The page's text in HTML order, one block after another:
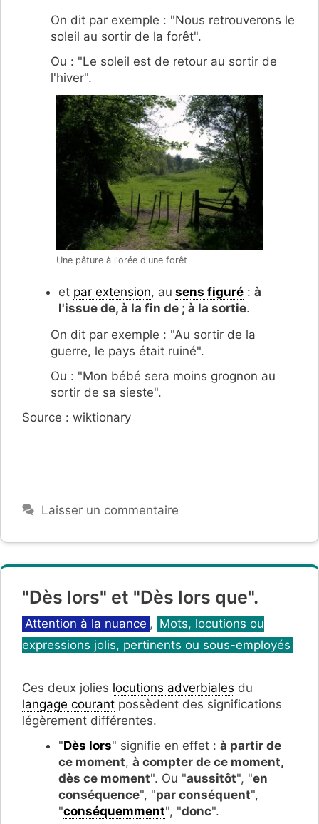
On dit par exemple : "Nous retrouverons le
soleil au sortir de la forêt".
Ou : "Le soleil est de retour au sortir de
l'hiver".
Une pâture à l'orée d'une forêt
et par extension, au sens figuré : à
l'issue de, à la fin de ; à la sortie.
On dit par exemple : "Au sortir de la
guerre, le pays était ruiné".
Ou : "Mon bébé sera moins grognon au
sortir de sa sieste".
Source : wiktionary
Laisser un commentaire
"Dès lors" et "Dès lors que".
Catégories
Attention à la nuance , Mots, locutions ou
expressions jolis, pertinents ou sous-employés
Ces deux jolies locutions adverbiales du
langage courant possèdent des significations
légèrement différentes.
"Dès lors" signifie en effet : à partir de
ce moment, à compter de ce moment,
dès ce moment". Ou "aussitôt", "en
conséquence", "par conséquent",
"conséquemment", "donc".